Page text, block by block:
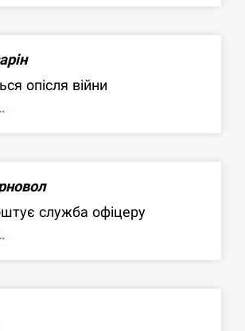
опісля війни
служба офіцеру